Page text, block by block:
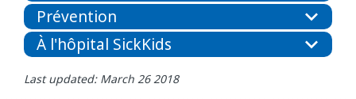
Prévention
À l'hôpital SickKids
Last updated: March 26 2018